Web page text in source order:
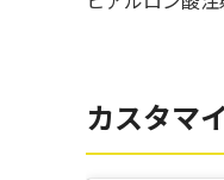
カスタマ